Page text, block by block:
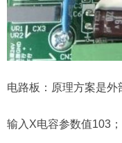
电路板：原理方案是外
输入X电容参数值103；